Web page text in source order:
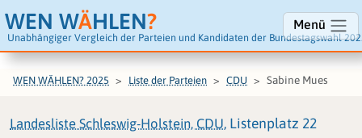
WEN WÄHLEN?
Unabhängiger Vergleich der Parteien und Kandidaten der Bundestagswahl
Menü
WEN WÄHLEN? 2025 Liste der Parteien CDU Sabine Mues
Landesliste Schleswig-Holstein, CDU, Listenplatz 22